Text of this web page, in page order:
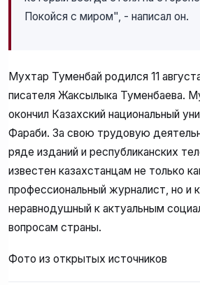
Покойся с миром", - написал он.
Мухтар Туменбай родился 11
писателя Жаксылыка Туменбаева.
окончил Казахский национальный
Фараби. За свою трудовую
ряде изданий и республиканских
известен казахстанцам не только
профессиональный журналист, но и
неравнодушный к актуальным
вопросам страны.
Фото из открытых источников